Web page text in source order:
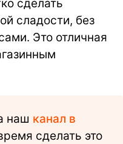
сделать
сладости, без
Это отличная
наш канал в
сделать это